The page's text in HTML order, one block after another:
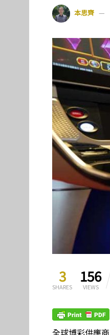
本思齊
3
SHARES
156
VIEWS
全球博彩供應